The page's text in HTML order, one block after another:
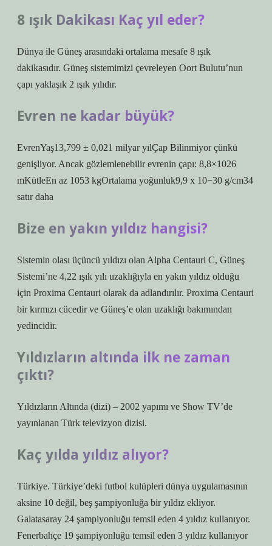
8 ışık Dakikası Kaç yıl eder?
Dünya ile Güneş arasındaki ortalama mesafe 8 ışık
dakikasıdır. Güneş sistemimizi çevreleyen Oort Bulutu’nun
çapı yaklaşık 2 ışık yılıdır.
Evren ne kadar büyük?
EvrenYaş13,799 ± 0,021 milyar yılÇap Bilinmiyor çünkü
genişliyor. Ancak gözlemlenebilir evrenin çapı: 8,8×1026
mKütleEn az 1053 kgOrtalama yoğunluk9,9 x 10−30 g/cm34
satır daha
Bize en yakın yıldız hangisi?
Sistemin olası üçüncü yıldızı olan Alpha Centauri C, Güneş
Sistemi’ne 4,22 ışık yılı uzaklığıyla en yakın yıldız olduğu
için Proxima Centauri olarak da adlandırılır. Proxima Centauri
bir kırmızı cücedir ve Güneş’e olan uzaklığı bakımından
yedincidir.
Yıldızların altında ilk ne zaman
çıktı?
Yıldızların Altında (dizi) – 2002 yapımı ve Show TV’de
yayınlanan Türk televizyon dizisi.
Kaç yılda yıldız alıyor?
Türkiye. Türkiye’deki futbol kulüpleri dünya uygulamasının
aksine 10 değil, beş şampiyonluğa bir yıldız ekliyor.
Galatasaray 24 şampiyonluğu temsil eden 4 yıldız kullanıyor.
Fenerbahçe 19 şampiyonluğu temsil eden 3 yıldız kullanıyor